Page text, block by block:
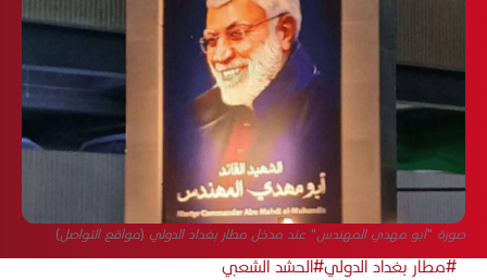
صورة "أبو مهدي المهندس" عند مدخل مطار بغداد الدولي (مواقع التواصل)
#مطار بغداد الدولي#الحشد الشعبي